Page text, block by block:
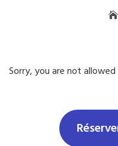
Sorry, you are not